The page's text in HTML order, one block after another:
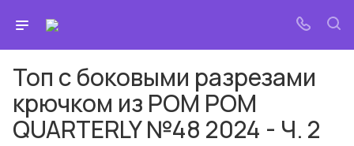
Топ с боковыми разрезами
крючком из POM POM
QUARTERLY №48 2024 - Ч. 2